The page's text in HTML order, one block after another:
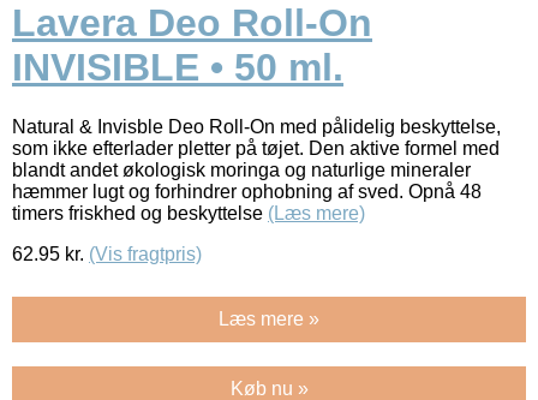
Lavera Deo Roll-On
INVISIBLE • 50 ml.
Natural & Invisble Deo Roll-On med pålidelig beskyttelse,
som ikke efterlader pletter på tøjet. Den aktive formel med
blandt andet økologisk moringa og naturlige mineraler
hæmmer lugt og forhindrer ophobning af sved. Opnå 48
timers friskhed og beskyttelse (Læs mere)
62.95 kr. (Vis fragtpris)
Læs mere »
Køb nu »